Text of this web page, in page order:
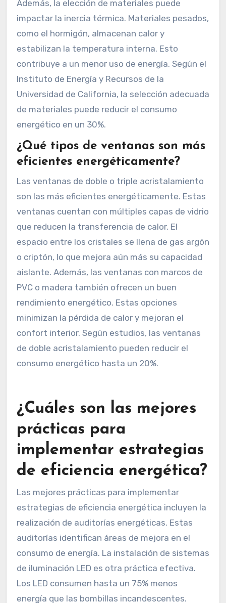
Además, la elección de materiales puede
impactar la inercia térmica. Materiales pesados,
como el hormigón, almacenan calor y
estabilizan la temperatura interna. Esto
contribuye a un menor uso de energía. Según el
Instituto de Energía y Recursos de la
Universidad de California, la selección adecuada
de materiales puede reducir el consumo
energético en un 30%.
¿Qué tipos de ventanas son más
eficientes energéticamente?
Las ventanas de doble o triple acristalamiento
son las más eficientes energéticamente. Estas
ventanas cuentan con múltiples capas de vidrio
que reducen la transferencia de calor. El
espacio entre los cristales se llena de gas argón
o criptón, lo que mejora aún más su capacidad
aislante. Además, las ventanas con marcos de
PVC o madera también ofrecen un buen
rendimiento energético. Estas opciones
minimizan la pérdida de calor y mejoran el
confort interior. Según estudios, las ventanas
de doble acristalamiento pueden reducir el
consumo energético hasta un 20%.
¿Cuáles son las mejores
prácticas para
implementar estrategias
de eficiencia energética?
Las mejores prácticas para implementar
estrategias de eficiencia energética incluyen la
realización de auditorías energéticas. Estas
auditorías identifican áreas de mejora en el
consumo de energía. La instalación de sistemas
de iluminación LED es otra práctica efectiva.
Los LED consumen hasta un 75% menos
energía que las bombillas incandescentes.